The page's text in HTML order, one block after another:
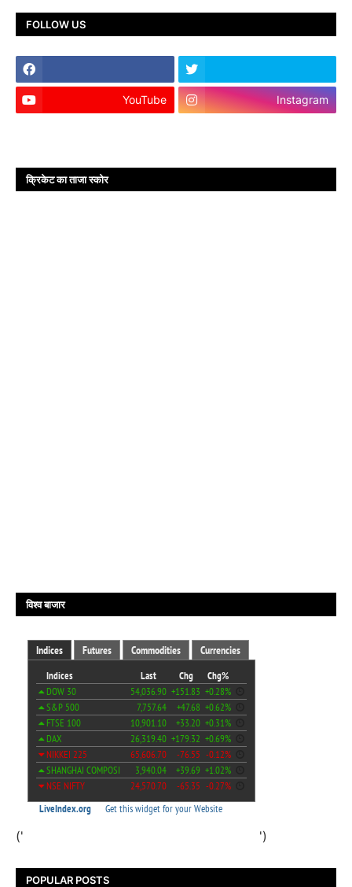
FOLLOW US
YouTube Instagram
क्रिकेट का ताजा स्कोर
विश्व बाजार
(' ')
POPULAR POSTS